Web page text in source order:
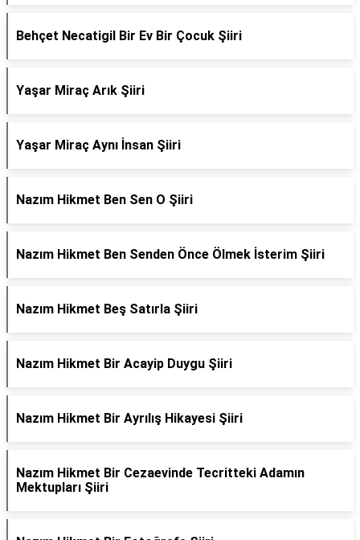
Behçet Necatigil Bir Ev Bir Çocuk Şiiri
Yaşar Miraç Arık Şiiri
Yaşar Miraç Aynı İnsan Şiiri
Nazım Hikmet Ben Sen O Şiiri
Nazım Hikmet Ben Senden Önce Ölmek İsterim Şiiri
Nazım Hikmet Beş Satırla Şiiri
Nazım Hikmet Bir Acayip Duygu Şiiri
Nazım Hikmet Bir Ayrılış Hikayesi Şiiri
Nazım Hikmet Bir Cezaevinde Tecritteki Adamın
Mektupları Şiiri